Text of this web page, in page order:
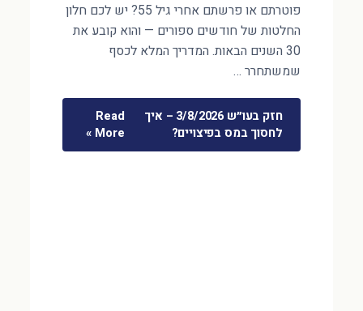
פוטרתם או פרשתם אחרי גיל 55? יש לכם חלון
החלטות של חודשים ספורים — והוא קובע את
30 השנים הבאות. המדריך המלא לכסף
שמשתחרר …
חזק בעו״ש 3/8/2026 – איך
לחסוך במס בפיצויים?
Read
More »